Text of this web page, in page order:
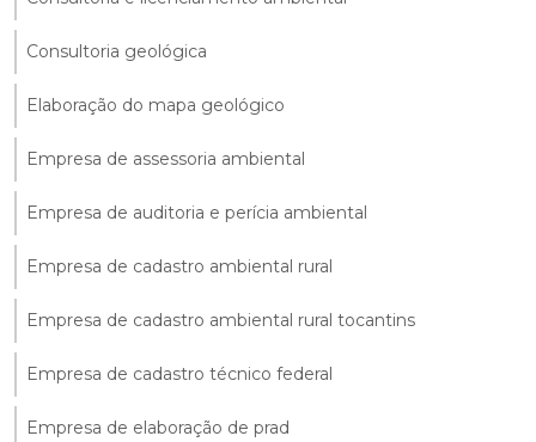
Consultoria geológica
Elaboração do mapa geológico
Empresa de assessoria ambiental
Empresa de auditoria e perícia ambiental
Empresa de cadastro ambiental rural
Empresa de cadastro ambiental rural tocantins
Empresa de cadastro técnico federal
Empresa de elaboração de prad